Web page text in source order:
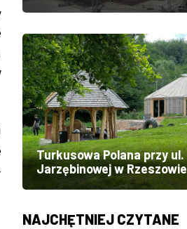
Turkusowa Polana przy ul.
Jarzębinowej w Rzeszowie
NAJCHĘTNIEJ CZYTANE